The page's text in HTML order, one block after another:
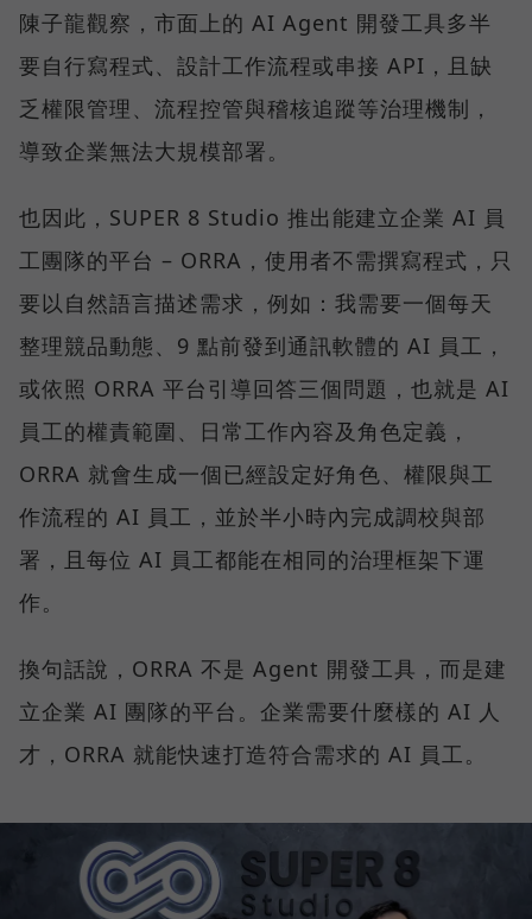
陳子龍觀察，市面上的 AI Agent 開發工具多半
要自行寫程式、設計工作流程或串接 API，且缺
乏權限管理、流程控管與稽核追蹤等治理機制，
導致企業無法大規模部署。
也因此，SUPER 8 Studio 推出能建立企業 AI 員
工團隊的平台 – ORRA，使用者不需撰寫程式，只
要以自然語言描述需求，例如：我需要一個每天
整理競品動態、9 點前發到通訊軟體的 AI 員工，
或依照 ORRA 平台引導回答三個問題，也就是 AI
員工的權責範圍、日常工作內容及角色定義，
ORRA 就會生成一個已經設定好角色、權限與工
作流程的 AI 員工，並於半小時內完成調校與部
署，且每位 AI 員工都能在相同的治理框架下運
作。
換句話說，ORRA 不是 Agent 開發工具，而是建
立企業 AI 團隊的平台。企業需要什麼樣的 AI 人
才，ORRA 就能快速打造符合需求的 AI 員工。